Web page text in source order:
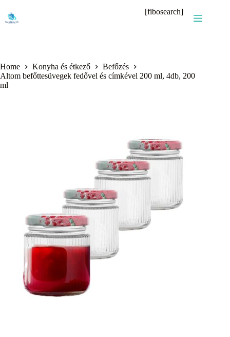
content
[fibosearch]
Home Konyha és étkező
Befőzés
Altom befőttesüvegek fedővel és címkével 200 ml, 4db, 200
ml